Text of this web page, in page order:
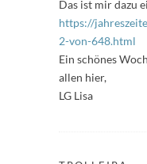
Das ist mir dazu
https://
2-von-648.html
Ein schönes
allen hier,
LG Lisa